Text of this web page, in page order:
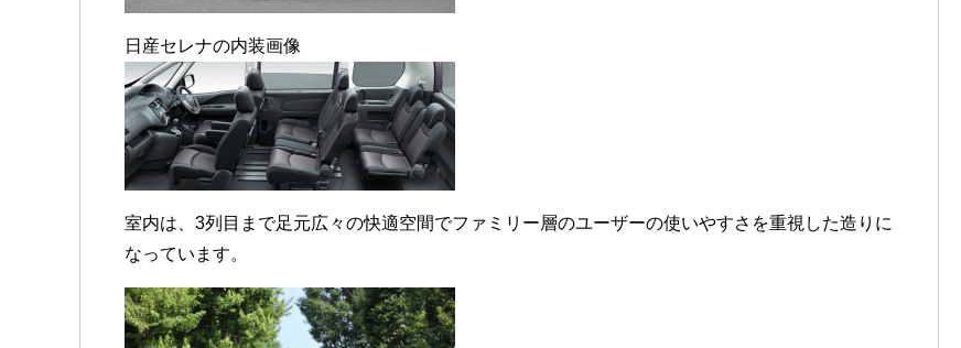
日産セレナの内装画像
室内は、3列目まで足元広々の快適空間でファミリー層のユーザーの使いやすさを重視した造りに
なっています。